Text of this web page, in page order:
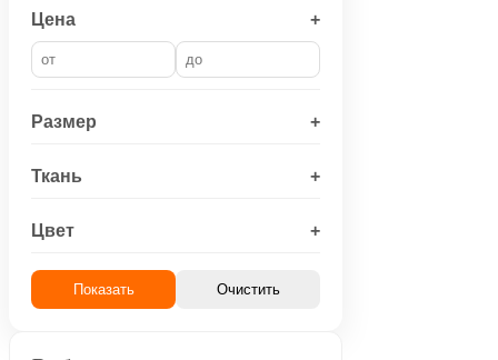
Цена +
Размер +
Ткань +
Цвет +
Показать Очистить